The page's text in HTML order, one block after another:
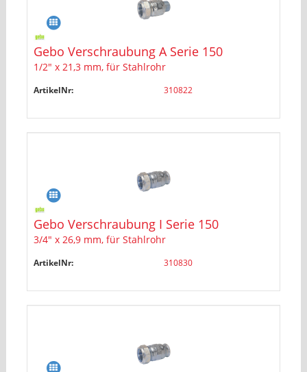
Gebo Verschraubung A Serie 150
1/2" x 21,3 mm, für Stahlrohr
ArtikelNr: 310822
Gebo Verschraubung I Serie 150
3/4" x 26,9 mm, für Stahlrohr
ArtikelNr: 310830